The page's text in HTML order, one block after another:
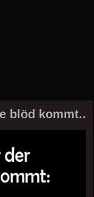
blöd kommt..